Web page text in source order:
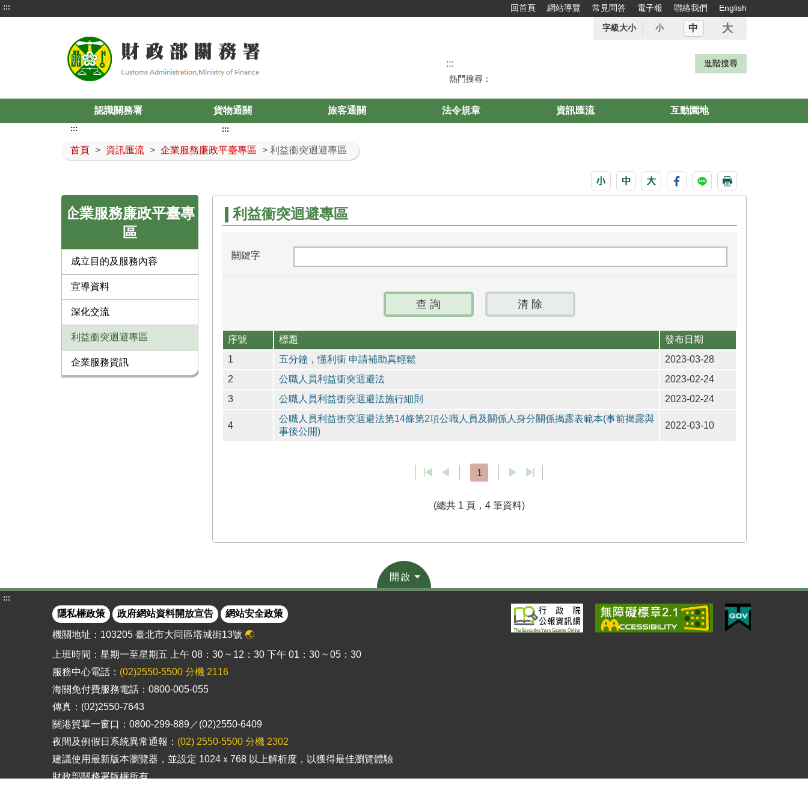
::: 回首頁 網站導覽 常見問答 電子報 聯絡我們 English
字級大小 小 中 大
:::
熱門搜尋：
認識關務署 貨物通關 旅客通關 法令規章 資訊匯流 互動園地
首頁 > 資訊匯流 > 企業服務廉政平臺專區 > 利益衝突迴避專區
:::
企業服務廉政平臺專
區
成立目的及服務內容
宣導資料
深化交流
利益衝突迴避專區
企業服務資訊
:::
利益衝突迴避專區
關鍵字
序號 標題
發布日期
1
五分鐘，懂利衝 申請補助真輕鬆
2023-03-28
2
公職人員利益衝突迴避法
2023-02-24
3
公職人員利益衝突迴避法施行細則 2023-02-24
4
公職人員利益衝突迴避法第14條第2項公職人員及關係人身分關係揭露表範本(事前揭露與
事後公開)
2022-03-10
1
(總共 1 頁，4 筆資料)
開啟
:::
隱私權政策 政府網站資料開放宣告 網站安全政策
機關地址：103205 臺北市大同區塔城街13號 🌏
上班時間：星期一至星期五 上午 08：30 ~ 12：30 下午 01：30 ~ 05：30
服務中心電話： (02)2550-5500 分機 2116
海關免付費服務電話：0800-005-055
傳真：(02)2550-7643
關港貿單一窗口：0800-299-889／(02)2550-6409
夜間及例假日系統異常通報： (02) 2550-5500 分機 2302
建議使用最新版本瀏覽器，並設定 1024ｘ768 以上解析度，以獲得最佳瀏覽體驗
財政部關務署版權所有